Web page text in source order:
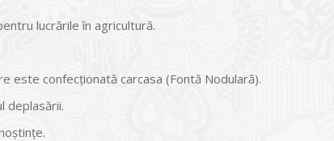
lucrările în agricultură.
este confecţionată carcasa (Fontă Nodulară).
deplasării.